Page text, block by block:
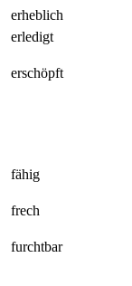
erheblich
erledigt
erschöpft
fähig
frech
furchtbar